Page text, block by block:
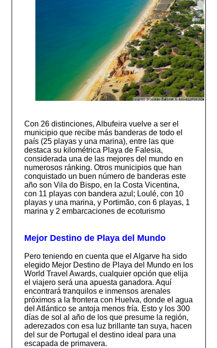
Con 26 distinciones, Albufeira vuelve a ser el
municipio que recibe más banderas de todo el
país (25 playas y una marina), entre las que
destaca su kilométrica Playa de Falesia,
considerada una de las mejores del mundo en
numerosos ránking. Otros municipios que han
conquistado un buen número de banderas este
año son Vila do Bispo, en la Costa Vicentina,
con 11 playas con bandera azul; Loulé, con 10
playas y una marina, y Portimão, con 6 playas, 1
marina y 2 embarcaciones de ecoturismo
Mejor Destino de Playa del Mundo
Pero teniendo en cuenta que el Algarve ha sido
elegido Mejor Destino de Playa del Mundo en los
World Travel Awards, cualquier opción que elija
el viajero será una apuesta ganadora. Aquí
encontrará tranquilos e inmensos arenales
próximos a la frontera con Huelva, donde el agua
del Atlántico se antoja menos fría. Esto y los 300
días de sol al año de los que presume la región,
aderezados con esa luz brillante tan suya, hacen
del sur de Portugal el destino ideal para una
escapada de primavera.